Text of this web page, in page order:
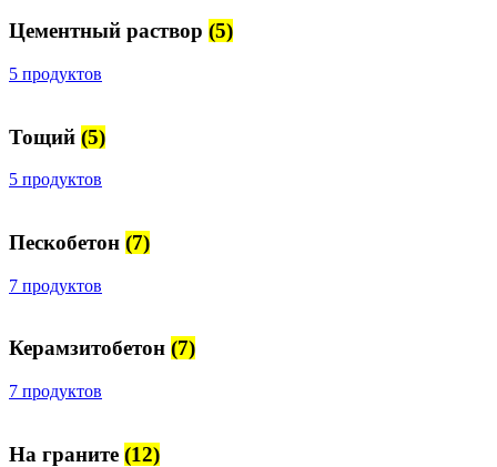
Цементный раствор (5)
5 продуктов
Тощий (5)
5 продуктов
Пескобетон (7)
7 продуктов
Керамзитобетон (7)
7 продуктов
На граните (12)